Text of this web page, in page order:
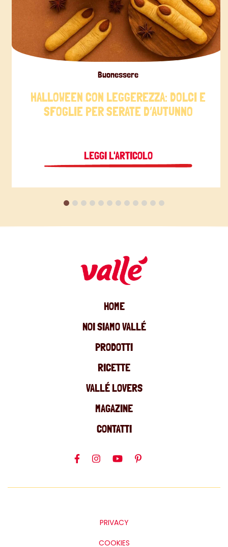
Buonessere
HALLOWEEN CON LEGGEREZZA: DOLCI E
SFOGLIE PER SERATE D’AUTUNNO
LEGGI L'ARTICOLO
HOME
NOI SIAMO VALLÉ
PRODOTTI
RICETTE
VALLÉ LOVERS
MAGAZINE
CONTATTI
PRIVACY
COOKIES